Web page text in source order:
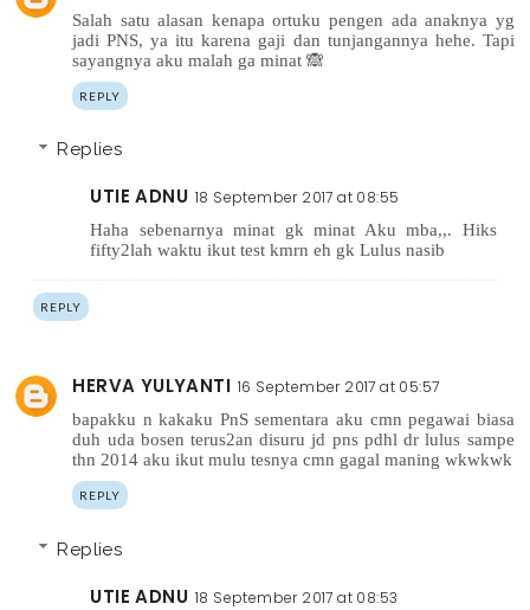
Salah satu alasan kenapa ortuku pengen ada anaknya yg
jadi PNS, ya itu karena gaji dan tunjangannya hehe. Tapi
sayangnya aku malah ga minat 🙈
REPLY
Replies
UTIE ADNU 18 September 2017 at 08:55
Haha sebenarnya minat gk minat Aku mba,,. Hiks
fifty2lah waktu ikut test kmrn eh gk Lulus nasib
REPLY
HERVA YULYANTI 16 September 2017 at 05:57
bapakku n kakaku PnS sementara aku cmn pegawai biasa
duh uda bosen terus2an disuru jd pns pdhl dr lulus sampe
thn 2014 aku ikut mulu tesnya cmn gagal maning wkwkwk
REPLY
Replies
UTIE ADNU 18 September 2017 at 08:53